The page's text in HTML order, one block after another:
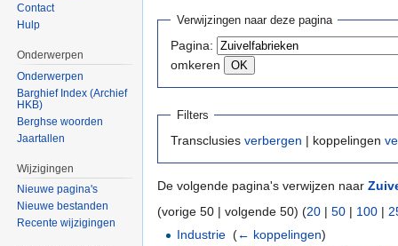
Verwijzingen naar deze pagina
Pagina:
omkeren
Filters
Transclusies verbergen | koppelingen
De volgende pagina's verwijzen naar
(vorige 50 | volgende 50) (20 | 50 | 100 |
Industrie ‎(← koppelingen)
Contact
Hulp
Onderwerpen
Onderwerpen
Barghief Index (Archief
HKB)
Berghse woorden
Jaartallen
Wijzigingen
Nieuwe pagina's
Nieuwe bestanden
Recente wijzigingen